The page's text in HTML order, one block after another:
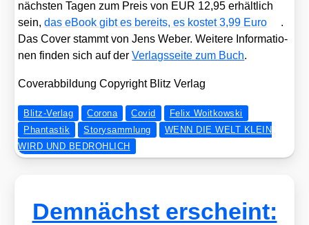
nächs­ten Tagen zum Preis von EUR 12,95 erhält­lich
sein,das eBook gibt es bereits, es kos­tet 3,99 Euro
.
Das Cover stammt von Jens Weber. Wei­te­re Infor­ma­tio­
nen fin­den sich auf derVer­lags­sei­te zum Buch.
Cover­ab­bil­dung Copy­right Blitz Ver­lag
Blitz-Verlag Corona Covid
Felix Woitkowski
Phantastik
Storysammlung
WENN DIE WELT KLEIN
WIRD UND BEDROHLICH
Demnächst erscheint: